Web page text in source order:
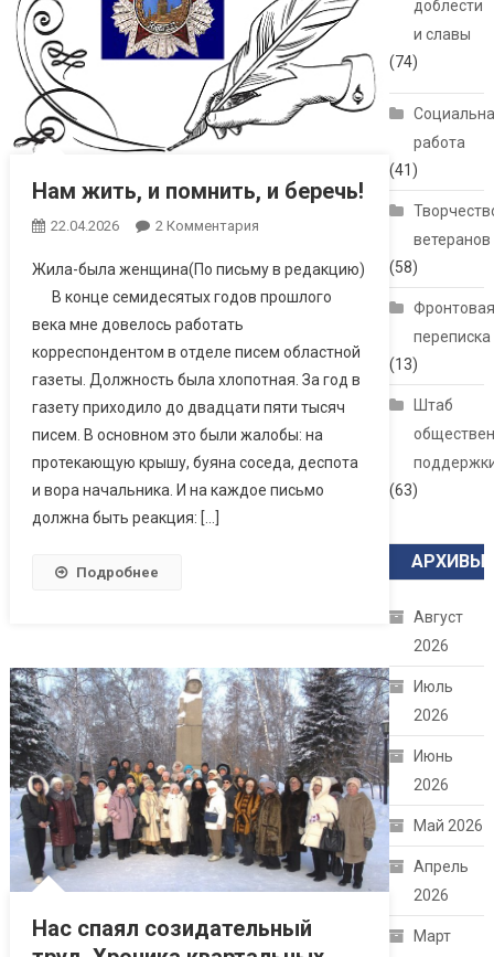
Нам жить, и помнить, и беречь!
22.04.2026 2 Комментария
И Беречь!
Жила-была женщина(По письму в редакцию)
В конце семидесятых годов прошлого
века мне довелось работать
корреспондентом в отделе писем областной
газеты. Должность была хлопотная. За год в
газету приходило до двадцати пяти тысяч
писем. В основном это были жалобы: на
протекающую крышу, буяна соседа, деспота
и вора начальника. И на каждое письмо
должна быть реакция: […]
Подробнее
Нас спаял созидательный
доблести
и славы
(74)
работа
(41)
ветеранов
(58)
переписка
(13)
Штаб
(63)
АРХИВЫ
Август
2026
Июль
2026
Июнь
2026
Май 2026
Апрель
2026
Март